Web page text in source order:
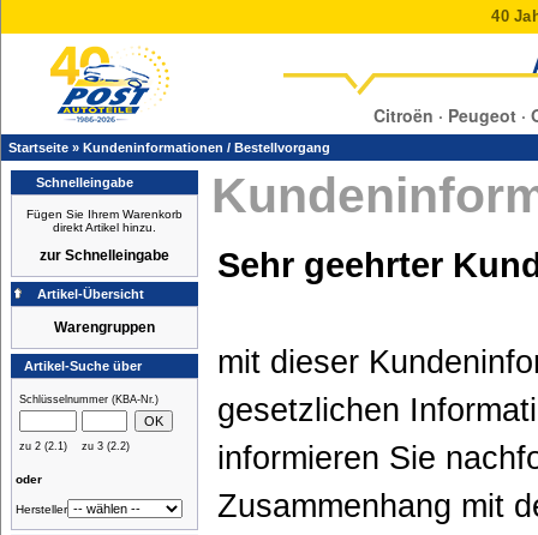
40
Citroën · Peugeot ·
Startseite » Kundeninformationen / Bestellvorgang
Schnelleingabe
Fügen Sie Ihrem Warenkorb
direkt Artikel hinzu.
zur Schnelleingabe
Artikel-Übersicht
Warengruppen
Artikel-Suche über
Schlüsselnummer (KBA-Nr.)
zu 2 (2.1) zu 3 (2.2)
oder
Hersteller
Sehr geehrter
mit dieser
gesetzlichen
informieren Sie
Zusammenhang mit